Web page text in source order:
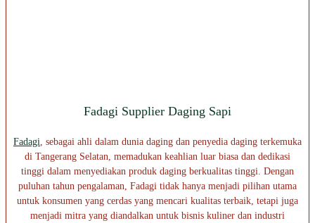
Fadagi Supplier Daging Sapi
Fadagi, sebagai ahli dalam dunia daging dan penyedia daging terkemuka
di Tangerang Selatan, memadukan keahlian luar biasa dan dedikasi
tinggi dalam menyediakan produk daging berkualitas tinggi. Dengan
puluhan tahun pengalaman, Fadagi tidak hanya menjadi pilihan utama
untuk konsumen yang cerdas yang mencari kualitas terbaik, tetapi juga
menjadi mitra yang diandalkan untuk bisnis kuliner dan industri